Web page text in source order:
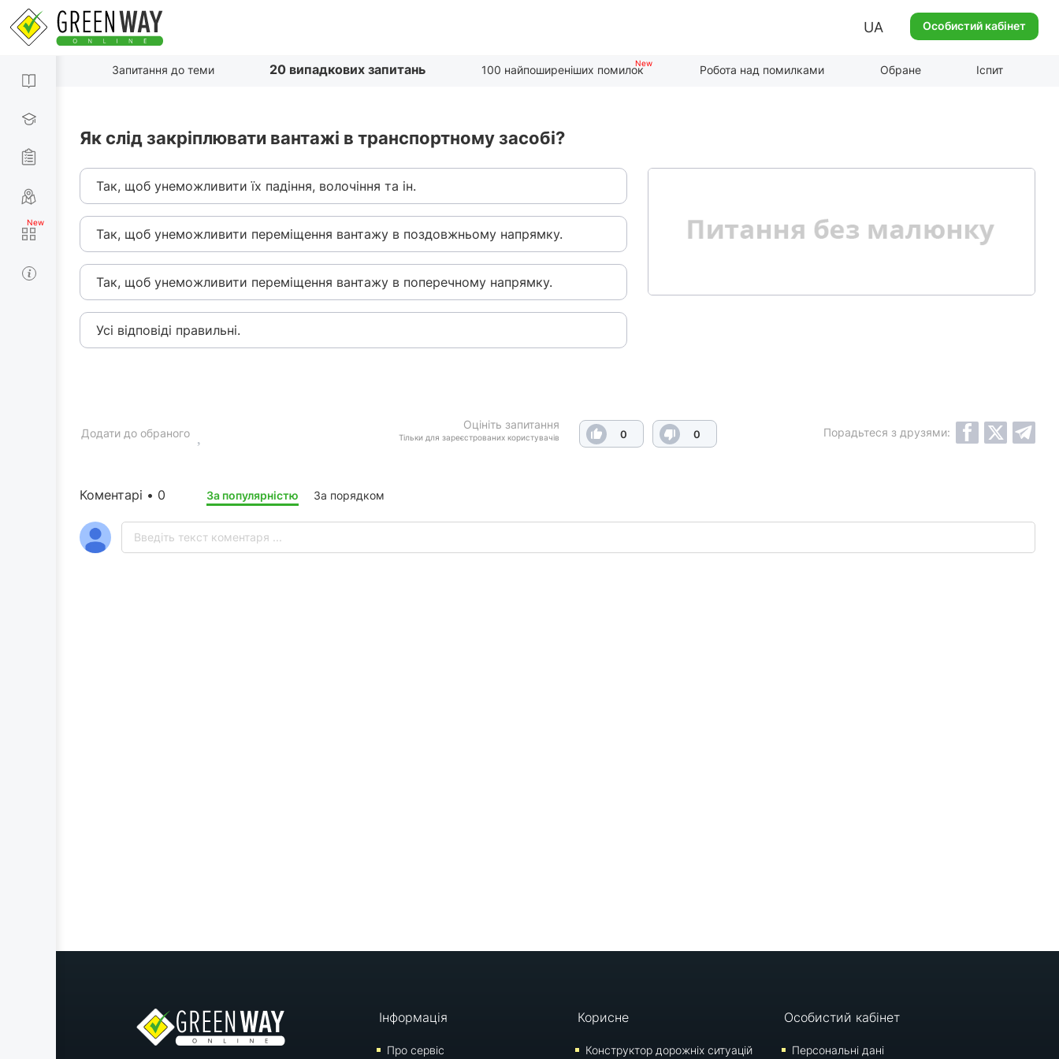
UA Особистий кабінет
Запитання до теми 20 випадкових запитань 100 найпоширеніших помилок Робота над помилками Обране Іспит
Як слід закріплювати вантажі в транспортному засобі?
Так, щоб унеможливити їх падіння, волочіння та ін.
Так, щоб унеможливити переміщення вантажу в поздовжньому напрямку.
Так, щоб унеможливити переміщення вантажу в поперечному напрямку.
Усі відповіді правильні.
Оцініть запитання
Тільки для зареєстрованих користувачів 0 0
Додати до обраного Порадьтеся з друзями:
Коментарі • 0 За популярністю За порядком
Інформація
Про сервіс
Корисне
Конструктор дорожніх ситуацій
Особистий кабінет
Персональні дані